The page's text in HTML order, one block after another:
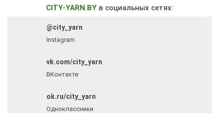
CITY-YARN.BYв социальных сетях:
@city_yarn
Instagram
vk.com/city_yarn
ВКонтакте
ok.ru/city_yarn
Одноклассники